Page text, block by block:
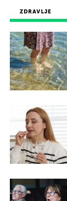
ZDRAVLJE